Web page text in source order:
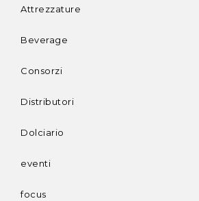
Attrezzature
Beverage
Consorzi
Distributori
Dolciario
eventi
focus